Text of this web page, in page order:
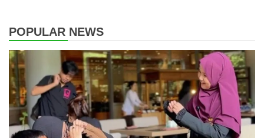
POPULAR NEWS